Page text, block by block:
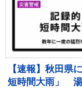
指して」精進誓う
【速報】秋田県
短時間大雨」